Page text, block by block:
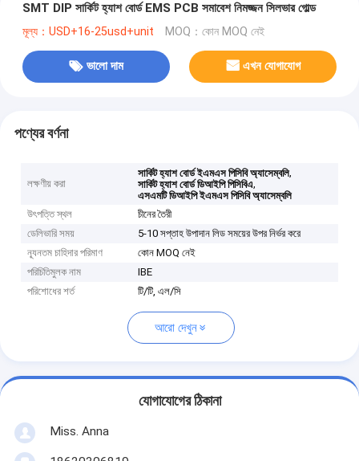
SMT DIP সার্কিট হ্যাশ বোর্ড EMS PCB সমাবেশ নিমজ্জন সিলভার গোল্ড
মূল্য：USD+16-25usd+unit MOQ：কোন MOQ নেই
ভালো দাম এখন যোগাযোগ
পণ্যের বর্ণনা
লক্ষণীয় করা
সার্কিট হ্যাশ বোর্ড ইএমএস পিসিবি অ্যাসেম্বলি,
সার্কিট হ্যাশ বোর্ড ডিআইপি পিসিবিএ,
এসএমটি ডিআইপি ইএমএস পিসিবি অ্যাসেম্বলি
উৎপত্তি স্থল
চীনের তৈরী
ডেলিভারি সময়
5-10 সপ্তাহ উপাদান লিড সময়ের উপর নির্ভর করে
ন্যূনতম চাহিদার পরিমাণ
কোন MOQ নেই
পরিচিতিমুলক নাম
IBE
পরিশোধের শর্ত
টি/টি, এল/সি
আরো দেখুন
যোগাযোগের ঠিকানা
Miss. Anna